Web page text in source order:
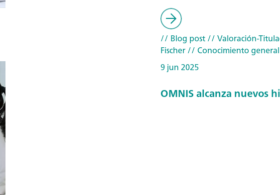
// Blog post// Valoración-
Fischer// Conocimiento general
9 jun 2025
OMNIS alcanza nuevos